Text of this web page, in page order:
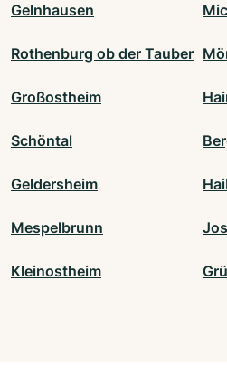
Gelnhausen
Rothenburg ob der Tauber
Großostheim
Schöntal
Geldersheim
Mespelbrunn
Kleinostheim